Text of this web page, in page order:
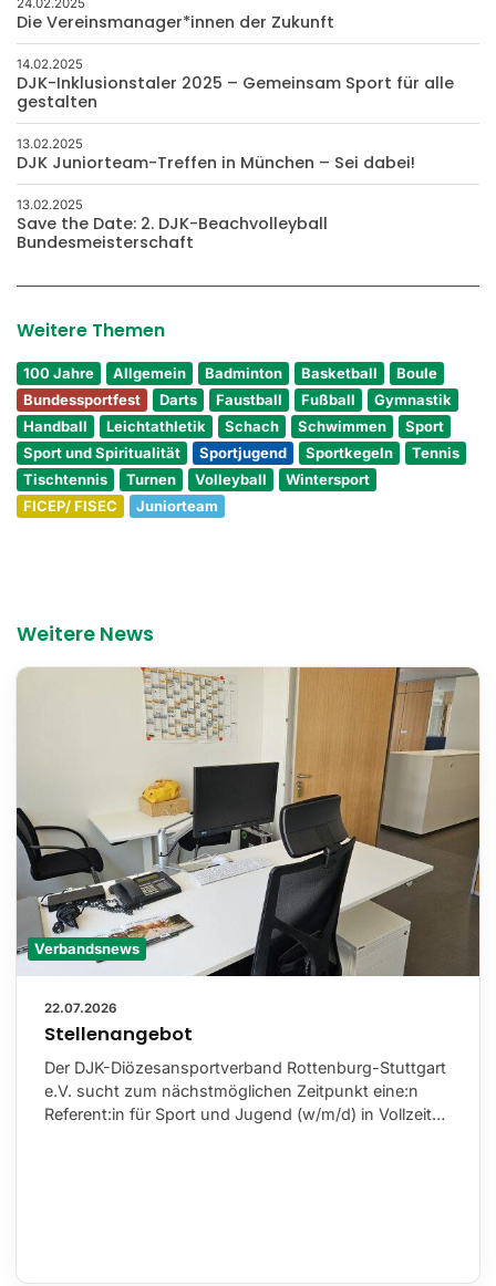
24.02.2025
Die Vereinsmanager*innen der Zukunft
14.02.2025
DJK-Inklusionstaler 2025 – Gemeinsam Sport für alle
gestalten
13.02.2025
DJK Juniorteam-Treffen in München – Sei dabei!
13.02.2025
Save the Date: 2. DJK-Beachvolleyball
Bundesmeisterschaft
Weitere Themen
100 Jahre Allgemein Badminton Basketball
Boule
Bundessportfest
Darts Faustball Fußball
Gymnastik
Handball
Leichtathletik Schach Schwimmen
Sport
Sport und Spiritualität
Sportjugend Sportkegeln
Tennis
Tischtennis
Turnen Volleyball
Wintersport
FICEP/ FISEC
Juniorteam
Weitere News
Verbandsnews
22.07.2026
Stellenangebot
Der DJK-Diözesansportverband Rottenburg-Stuttgart
e.V. sucht zum nächstmöglichen Zeitpunkt eine:n
Referent:in für Sport und Jugend (w/m/d) in Vollzeit…